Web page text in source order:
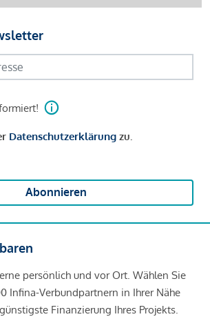
Datenschutzerklärung zu.
Abonnieren
persönlich und vor Ort. Wählen Sie
Infina-Verbundpartnern in Ihrer Nähe
Finanzierung Ihres Projekts.